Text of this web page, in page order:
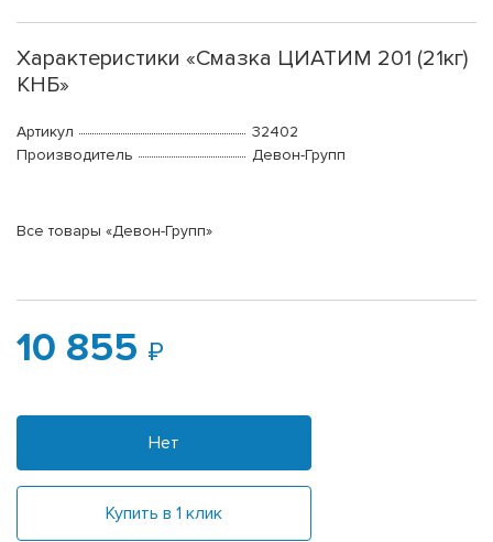
Характеристики «Смазка ЦИАТИМ 201 (21кг)
КНБ»
Артикул
32402
Производитель
Девон-Групп
Все товары «Девон-Групп»
10 855
Нет
Купить в 1 клик